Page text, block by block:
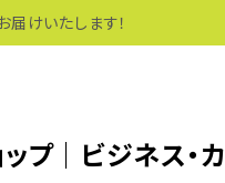
届けいたします！
プ｜ビジネス・